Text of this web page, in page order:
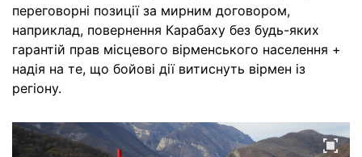
переговорні позиції за мирним договором,
наприклад, повернення Карабаху без будь-яких
гарантій прав місцевого вірменського населення +
надія на те, що бойові дії витиснуть вірмен із
регіону.